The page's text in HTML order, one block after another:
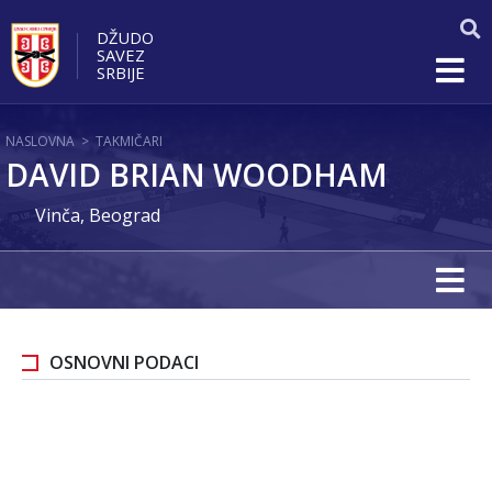
DŽUDO
SAVEZ
SRBIJE
NASLOVNA > TAKMIČARI
DAVID BRIAN WOODHAM
Vinča, Beograd
OSNOVNI PODACI